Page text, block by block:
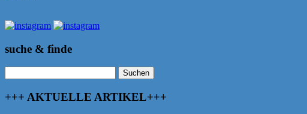
suche & finde
nach:
+++ AKTUELLE ARTIKEL+++